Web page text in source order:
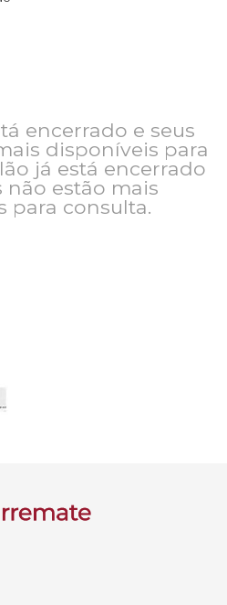
encerrado e seus
disponíveis para
já está encerrado
não estão mais
para consulta.